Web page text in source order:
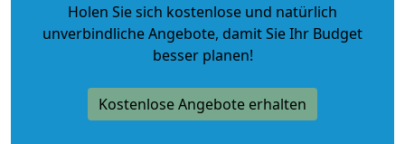
Holen Sie sich kostenlose und natürlich
unverbindliche Angebote, damit Sie Ihr Budget
besser planen!
Kostenlose Angebote erhalten